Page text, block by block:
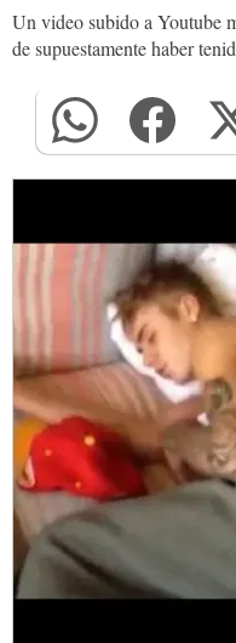
Un video subido a Youtube
de supuestamente haber